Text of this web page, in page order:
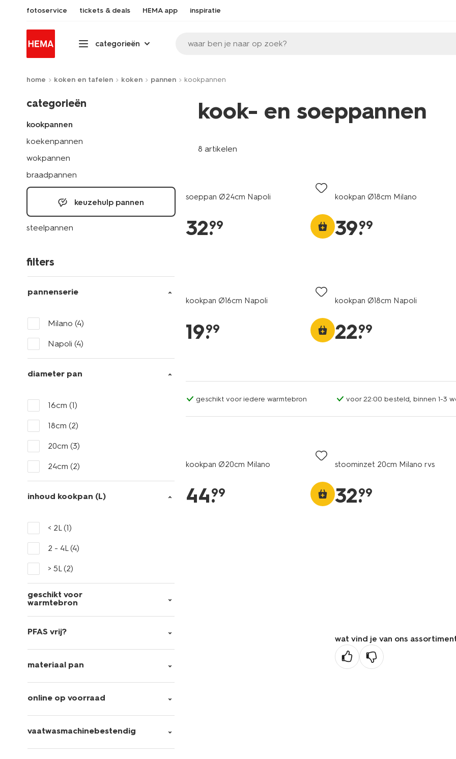
fotoservice tickets & deals HEMA app inspiratie
categorieën waar ben je naar op zoek?
home koken en tafelen koken pannen kookpannen
categorieën
kookpannen
koekenpannen
wokpannen
braadpannen
keuzehulp pannen
steelpannen
filters
pannenserie
Milano (4)
Napoli (4)
diameter pan
16cm (1)
18cm (2)
20cm (3)
24cm (2)
inhoud kookpan (L)
< 2L(1)
2 - 4L(4)
> 5L(2)
geschikt voor
warmtebron
PFAS vrij?
materiaal pan
online op voorraad
vaatwasmachinebestendig
kook- en soeppannen
8 artikelen
soeppan Ø24cm Napoli
32.
99
kookpan Ø18cm Milano
39.
99
kookpan Ø16cm Napoli
19.
99
kookpan Ø18cm Napoli
22.
99
geschikt voor iedere warmtebron voor 22:00 besteld, binnen 1-3
kookpan Ø20cm Milano
44.
99
stoominzet 20cm Milano rvs
32.
99
wat vind je van ons